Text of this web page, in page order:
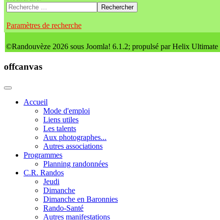
Rechercher
Paramètres de recherche
©Randouvèze 2026 sous Joomla! 6.1.2; propulsé par Helix Ultimate
offcanvas
Accueil
Mode d'emploi
Liens utiles
Les talents
Aux photographes...
Autres associations
Programmes
Planning randonnées
C.R. Randos
Jeudi
Dimanche
Dimanche en Baronnies
Rando-Santé
Autres manifestations